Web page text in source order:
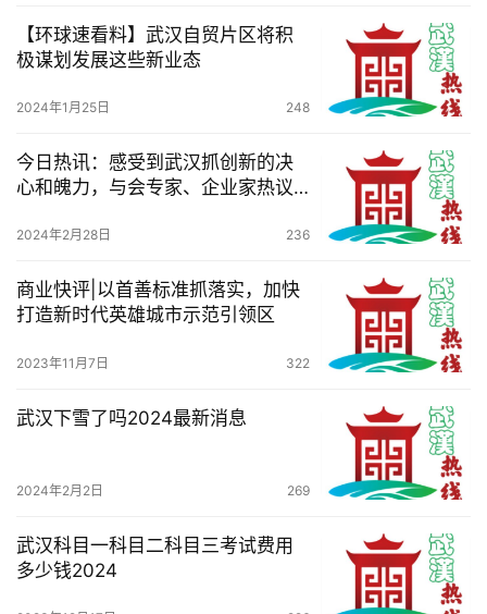
科
察
关
我
们
服
导
【环球速看料】武汉自贸片区将积
极谋划发展这些新业态
2024年1月25日 248
今日热讯：感受到武汉抓创新的决
心和魄力，与会专家、企业家热议
2024年2月28日 236
商业快评|以首善标准抓落实，加快
打造新时代英雄城市示范引领区
2023年11月7日 322
武汉下雪了吗2024最新消息
2024年2月2日 269
武汉科目一科目二科目三考试费用
多少钱2024